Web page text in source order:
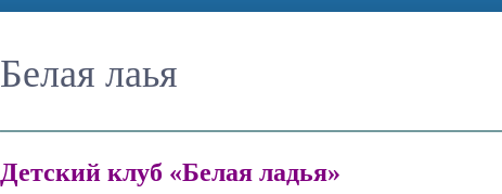
Белая лаья
Детский клуб «Белая ладья»